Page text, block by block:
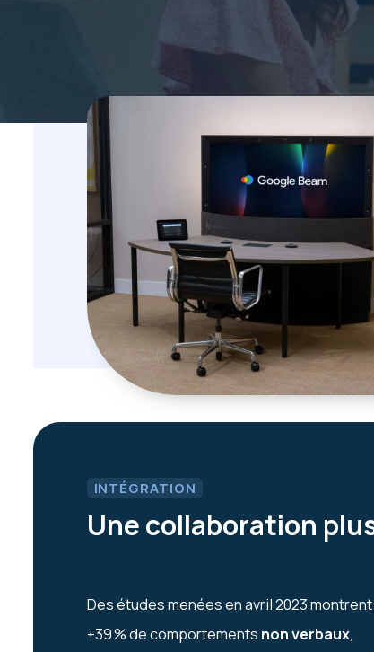
INTÉGRATION
Une collaboration
Des études menées en avril 2023
+39 % de comportements non verbaux,